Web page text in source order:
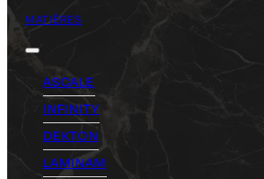
MATIÈRES
ASCALE
INFINITY
DEKTON
LAMINAM